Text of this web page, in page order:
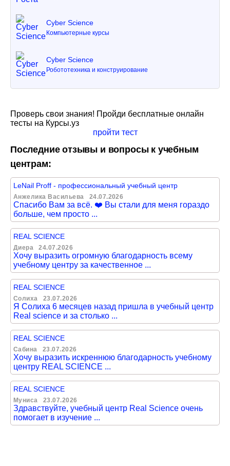
Cyber Science
Компьютерные курсы
Cyber Science
Робототехника и конструирование
Проверь свои знания! Пройди бесплатные онлайн
тесты на Курсы.уз
пройти тест
Последние отзывы и вопросы к учебным
центрам:
LeNail Proff - профессиональный учебный центр
Анжелика Васильева 24.07.2026
Спасибо Вам за всё. ❤️ Вы стали для меня гораздо
больше, чем просто ...
REAL SCIENCE
Диера 24.07.2026
Хочу выразить огромную благодарность всему
учебному центру за качественное ...
REAL SCIENCE
Солиха 23.07.2026
Я Солиха 6 месяцев назад пришла в учебный центр
Real science и за столько ...
REAL SCIENCE
Сабина 23.07.2026
Хочу выразить искреннюю благодарность учебному
центру REAL SCIENCE ...
REAL SCIENCE
Муниса 23.07.2026
Здравствуйте, учебный центр Real Science очень
помогает в изучение ...